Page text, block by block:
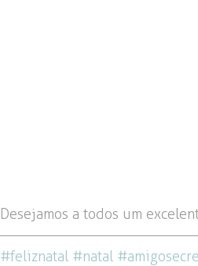
Desejamos a todos um
#feliznatal #natal